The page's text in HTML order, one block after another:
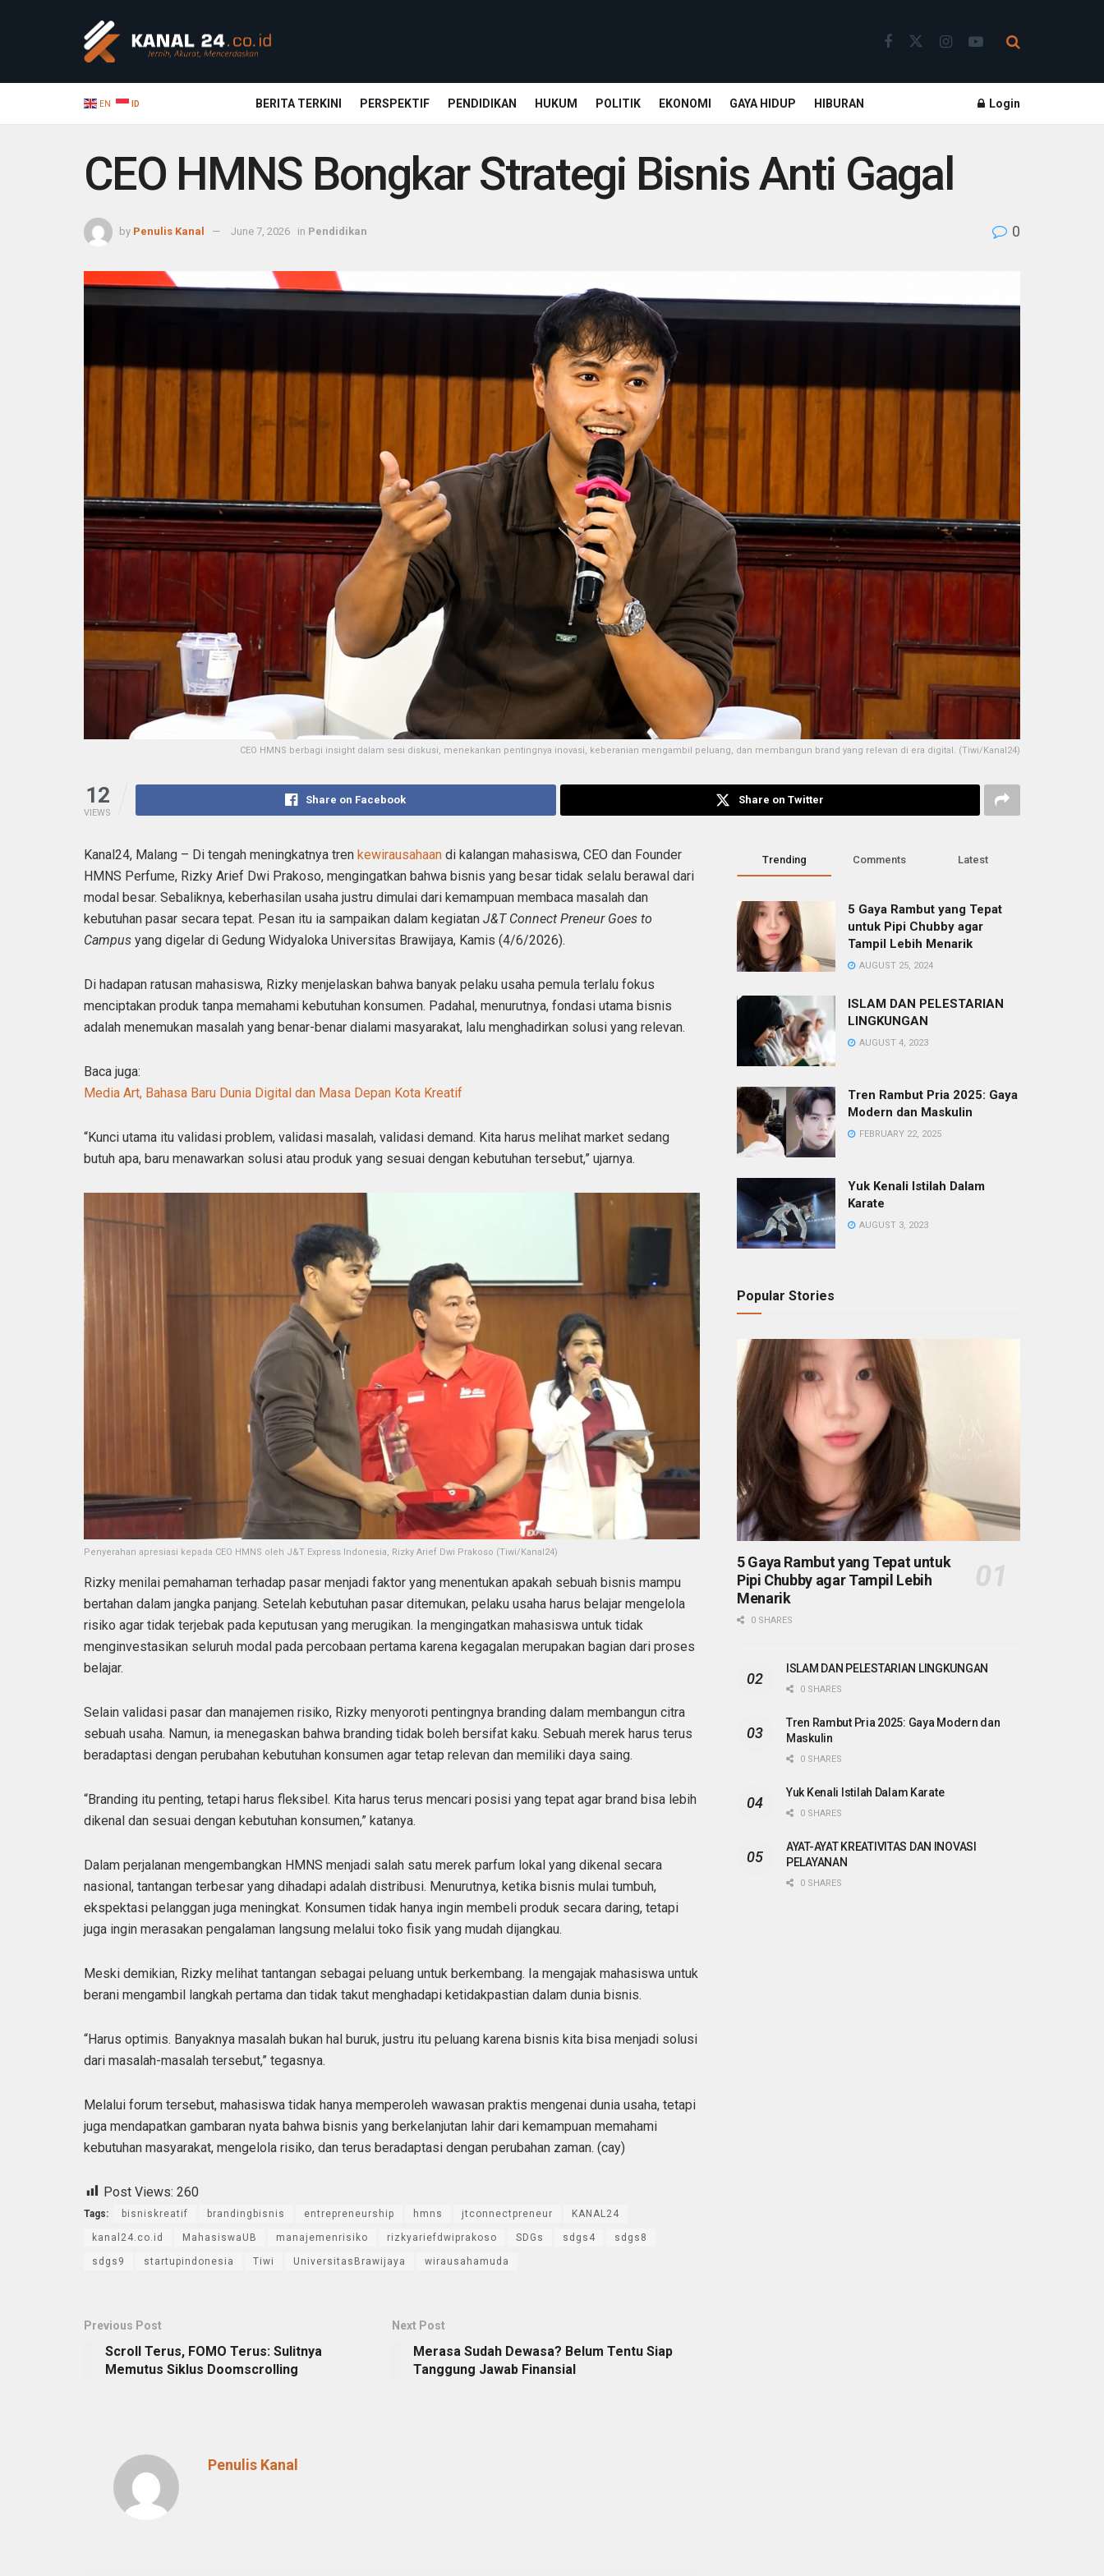
EN ID BERITA TERKINI PERSPEKTIF PENDIDIKAN HUKUM POLITIK EKONOMI GAYA HIDUP HIBURAN Login
CEO HMNS Bongkar Strategi Bisnis Anti Gagal
by Penulis Kanal June 7, 2026 in Pendidikan 0
CEO HMNS berbagi insight dalam sesi diskusi, menekankan pentingnya inovasi, keberanian mengambil peluang, dan membangun brand yang relevan di era digital. (Tiwi/Kanal24)
12
VIEWS
Share on Facebook Share on Twitter
Kanal24, Malang – Di tengah meningkatnya tren kewirausahaan di kalangan mahasiswa, CEO dan Founder
HMNS Perfume, Rizky Arief Dwi Prakoso, mengingatkan bahwa bisnis yang besar tidak selalu berawal dari
modal besar. Sebaliknya, keberhasilan usaha justru dimulai dari kemampuan membaca masalah dan
kebutuhan pasar secara tepat. Pesan itu ia sampaikan dalam kegiatan J&T Connect Preneur Goes to
Campus yang digelar di Gedung Widyaloka Universitas Brawijaya, Kamis (4/6/2026).
Di hadapan ratusan mahasiswa, Rizky menjelaskan bahwa banyak pelaku usaha pemula terlalu fokus
menciptakan produk tanpa memahami kebutuhan konsumen. Padahal, menurutnya, fondasi utama bisnis
adalah menemukan masalah yang benar-benar dialami masyarakat, lalu menghadirkan solusi yang relevan.
Baca juga:
Media Art, Bahasa Baru Dunia Digital dan Masa Depan Kota Kreatif
“Kunci utama itu validasi problem, validasi masalah, validasi demand. Kita harus melihat market sedang
butuh apa, baru menawarkan solusi atau produk yang sesuai dengan kebutuhan tersebut,” ujarnya.
Penyerahan apresiasi kepada CEO HMNS oleh J&T Express Indonesia, Rizky Arief Dwi Prakoso (Tiwi/Kanal24)
Rizky menilai pemahaman terhadap pasar menjadi faktor yang menentukan apakah sebuah bisnis mampu
bertahan dalam jangka panjang. Setelah kebutuhan pasar ditemukan, pelaku usaha harus belajar mengelola
risiko agar tidak terjebak pada keputusan yang merugikan. Ia mengingatkan mahasiswa untuk tidak
menginvestasikan seluruh modal pada percobaan pertama karena kegagalan merupakan bagian dari proses
belajar.
Selain validasi pasar dan manajemen risiko, Rizky menyoroti pentingnya branding dalam membangun citra
sebuah usaha. Namun, ia menegaskan bahwa branding tidak boleh bersifat kaku. Sebuah merek harus terus
beradaptasi dengan perubahan kebutuhan konsumen agar tetap relevan dan memiliki daya saing.
“Branding itu penting, tetapi harus fleksibel. Kita harus terus mencari posisi yang tepat agar brand bisa lebih
dikenal dan sesuai dengan kebutuhan konsumen,” katanya.
Dalam perjalanan mengembangkan HMNS menjadi salah satu merek parfum lokal yang dikenal secara
nasional, tantangan terbesar yang dihadapi adalah distribusi. Menurutnya, ketika bisnis mulai tumbuh,
ekspektasi pelanggan juga meningkat. Konsumen tidak hanya ingin membeli produk secara daring, tetapi
juga ingin merasakan pengalaman langsung melalui toko fisik yang mudah dijangkau.
Meski demikian, Rizky melihat tantangan sebagai peluang untuk berkembang. Ia mengajak mahasiswa untuk
berani mengambil langkah pertama dan tidak takut menghadapi ketidakpastian dalam dunia bisnis.
“Harus optimis. Banyaknya masalah bukan hal buruk, justru itu peluang karena bisnis kita bisa menjadi solusi
dari masalah-masalah tersebut,” tegasnya.
Melalui forum tersebut, mahasiswa tidak hanya memperoleh wawasan praktis mengenai dunia usaha, tetapi
juga mendapatkan gambaran nyata bahwa bisnis yang berkelanjutan lahir dari kemampuan memahami
kebutuhan masyarakat, mengelola risiko, dan terus beradaptasi dengan perubahan zaman. (cay)
Post Views: 260
Tags: bisniskreatif brandingbisnis entrepreneurship hmns jtconnectpreneur KANAL24
kanal24.co.id MahasiswaUB manajemenrisiko rizkyariefdwiprakoso SDGs sdgs4 sdgs8
sdgs9 startupindonesia Tiwi UniversitasBrawijaya wirausahamuda
Previous Post
Scroll Terus, FOMO Terus: Sulitnya
Memutus Siklus Doomscrolling
Next Post
Merasa Sudah Dewasa? Belum Tentu Siap
Tanggung Jawab Finansial
Penulis Kanal
Trending Comments Latest
5 Gaya Rambut yang Tepat
untuk Pipi Chubby agar
Tampil Lebih Menarik
AUGUST 25, 2024
ISLAM DAN PELESTARIAN
LINGKUNGAN
AUGUST 4, 2023
Tren Rambut Pria 2025: Gaya
Modern dan Maskulin
FEBRUARY 22, 2025
Yuk Kenali Istilah Dalam
Karate
AUGUST 3, 2023
Popular Stories
5 Gaya Rambut yang Tepat untuk
Pipi Chubby agar Tampil Lebih
Menarik
0 SHARES
ISLAM DAN PELESTARIAN LINGKUNGAN
0 SHARES
Tren Rambut Pria 2025: Gaya Modern dan
Maskulin
0 SHARES
Yuk Kenali Istilah Dalam Karate
0 SHARES
AYAT-AYAT KREATIVITAS DAN INOVASI
PELAYANAN
0 SHARES